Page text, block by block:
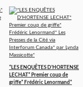
*LES ENQUÊTES D'HORTENSE
LECHAT* Premier coup de
griffe* Frédéric Lenormand*